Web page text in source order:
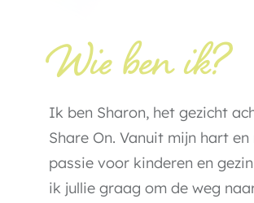
Wie ben ik?
Ik ben Sharon, het gezicht
Share On. Vanuit mijn hart en
passie voor kinderen en
ik jullie graag om de weg